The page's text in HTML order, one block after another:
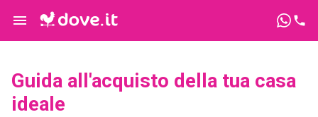
Guida all'acquisto della tua casa
ideale